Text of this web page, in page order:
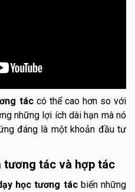
táccó thể cao hơn so với
những lợi ích dài hạn mà nó
đáng là một khoản đầu tư
tương tác và hợp tác
học tương tácbiến những